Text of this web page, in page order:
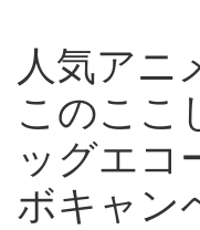
人気アニ
このここ
ッグエコ
ボキャン